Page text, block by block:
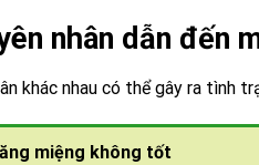
nhân dẫn đến
khác nhau có thể gây ra tình
miệng không tốt